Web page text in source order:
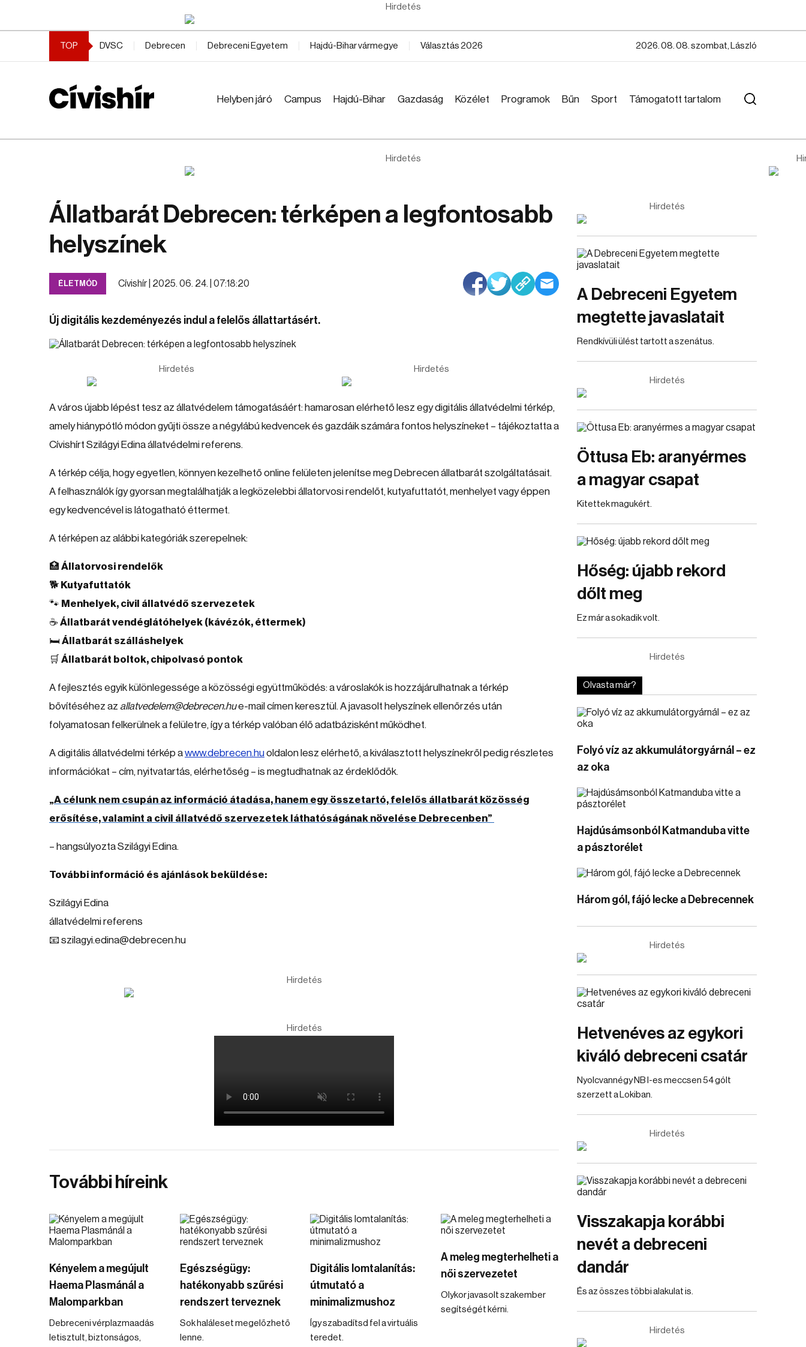
Hirdetés
TOP DVSC Debrecen Debreceni Egyetem Hajdú-Bihar vármegye Választás 2026 2026. 08. 08. szombat, László
Helyben járó Campus Hajdú-Bihar Gazdaság Közélet Programok Bűn Sport Támogatott tartalom
Hirdetés
Állatbarát Debrecen: térképen a legfontosabb
helyszínek
ÉLETMÓD Cívishír | 2025. 06. 24. | 07:18:20
Új digitális kezdeményezés indul a felelős állattartásért.
Hirdetés Hirdetés
A város újabb lépést tesz az állatvédelem támogatásáért: hamarosan elérhető lesz egy digitális állatvédelmi térkép,
amely hiánypótló módon gyűjti össze a négylábú kedvencek és gazdáik számára fontos helyszíneket – tájékoztatta a
Cívishírt Szilágyi Edina állatvédelmi referens.
A térkép célja, hogy egyetlen, könnyen kezelhető online felületen jelenítse meg Debrecen állatbarát szolgáltatásait.
A felhasználók így gyorsan megtalálhatják a legközelebbi állatorvosi rendelőt, kutyafuttatót, menhelyet vagy éppen
egy kedvencével is látogatható éttermet.
A térképen az alábbi kategóriák szerepelnek:
🏥 Állatorvosi rendelők
🐕 Kutyafuttatók
🐾 Menhelyek, civil állatvédő szervezetek
☕ Állatbarát vendéglátóhelyek (kávézók, éttermek)
🛏️ Állatbarát szálláshelyek
🛒 Állatbarát boltok, chipolvasó pontok
A fejlesztés egyik különlegessége a közösségi együttműködés: a városlakók is hozzájárulhatnak a térkép
bővítéséhez az allatvedelem@debrecen.hue-mail címen keresztül. A javasolt helyszínek ellenőrzés után
folyamatosan felkerülnek a felületre, így a térkép valóban élő adatbázisként működhet.
A digitális állatvédelmi térkép awww.debrecen.huoldalon lesz elérhető, a kiválasztott helyszínekről pedig részletes
információkat – cím, nyitvatartás, elérhetőség – is megtudhatnak az érdeklődők.
„A célunk nem csupán az információ átadása, hanem egy összetartó, felelős állatbarát közösség
erősítése, valamint a civil állatvédő szervezetek láthatóságának növelése Debrecenben”
– hangsúlyozta Szilágyi Edina.
További információ és ajánlások beküldése:
Szilágyi Edina
állatvédelmi referens
📧 szilagyi.edina@debrecen.hu
Hirdetés
Hirdetés
További híreink
Kényelem a megújult
Haema Plasmánál a
Malomparkban
Debreceni vérplazmaadás
letisztult, biztonságos,
Egészségügy:
hatékonyabb szűrési
rendszert terveznek
Sok haláleset megelőzhető
lenne.
Digitális lomtalanítás:
útmutató a
minimalizmushoz
Így szabadítsd fel a virtuális
teredet.
A meleg megterhelheti a
női szervezetet
Olykor javasolt szakember
segítségét kérni.
Hirdetés
A Debreceni Egyetem
megtette javaslatait
Rendkívüli ülést tartott a szenátus.
Hirdetés
Öttusa Eb: aranyérmes
a magyar csapat
Kitettek magukért.
Hőség: újabb rekord
dőlt meg
Ez már a sokadik volt.
Hirdetés
Olvasta már?
Folyó víz az akkumulátorgyárnál – ez
az oka
Hajdúsámsonból Katmanduba vitte
a pásztorélet
Három gól, fájó lecke a Debrecennek
Hirdetés
Hetvenéves az egykori
kiváló debreceni csatár
Nyolcvannégy NB I-es meccsen 54 gólt
szerzett a Lokiban.
Hirdetés
Visszakapja korábbi
nevét a debreceni
dandár
És az összes többi alakulat is.
Hirdetés